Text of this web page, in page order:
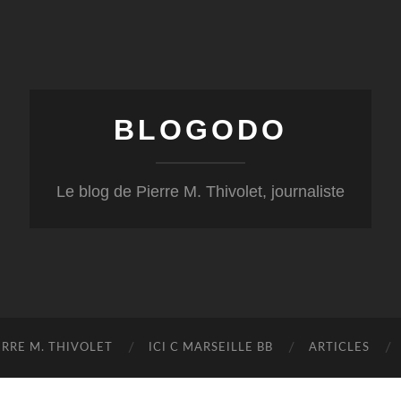
BLOGODO
Le blog de Pierre M. Thivolet, journaliste
M. THIVOLET ICI C MARSEILLE BB ARTICLES